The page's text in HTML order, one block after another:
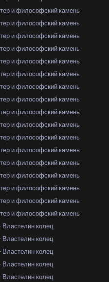
и философский камень
и философский камень
и философский камень
и философский камень
и философский камень
и философский камень
и философский камень
и философский камень
и философский камень
и философский камень
и философский камень
и философский камень
и философский камень
и философский камень
и философский камень
и философский камень
и философский камень
колец
колец
колец
колец
колец